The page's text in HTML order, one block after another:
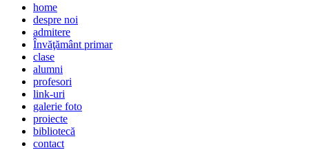
home
despre noi
admitere
Învăţământ primar
clase
alumni
profesori
link-uri
galerie foto
proiecte
bibliotecă
contact